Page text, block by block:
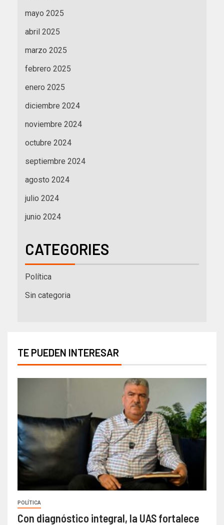
mayo 2025
abril 2025
marzo 2025
febrero 2025
enero 2025
diciembre 2024
noviembre 2024
octubre 2024
septiembre 2024
agosto 2024
julio 2024
junio 2024
CATEGORIES
Política
Sin categoria
TE PUEDEN INTERESAR
POLÍTICA
Con diagnóstico integral, la UAS fortalece